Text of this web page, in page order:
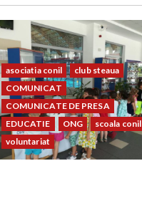
asociatia conil
club steaua
COMUNICAT
COMUNICATE DE PRESA
EDUCATIE
ONG
scoala conil
voluntariat